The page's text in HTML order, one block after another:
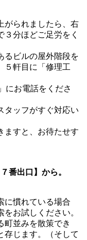
がられましたら、右
分ほどご足労をく
るビルの屋外階段を
５軒目に「修理工
にお電話をくださ
タッフがすぐ対応い
ますと、お待たせす
番出口】から。
に慣れている場合
お試しください。
町並みを散策でき
存じます。（そして